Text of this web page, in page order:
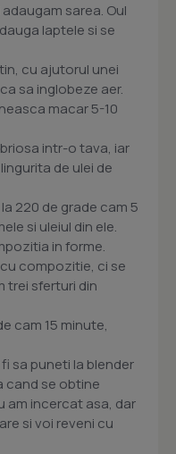
sarea. Oul
laptele si se
cu ajutorul unei
sa inglobeze aer.
macar 5-10
intr-o tava, iar
de ulei de
220 de grade cam 5
si uleiul din ele.
in forme.
compozitie, ci se
trei sferturi din
cam 15 minute,
sa puneti la blender
cand se obtine
am incercat asa, dar
si voi reveni cu